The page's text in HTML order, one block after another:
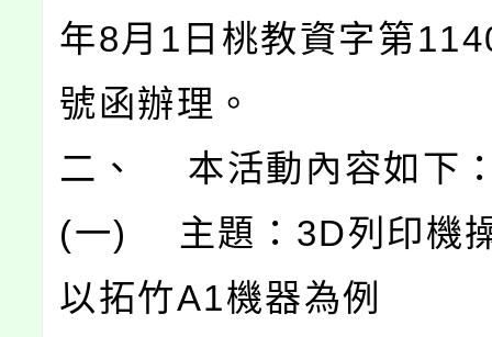
年8月1日桃教資字第
號函辦理。
二、 本活動內容如下
(一) 主題：3D列印機
以拓竹A1機器為例